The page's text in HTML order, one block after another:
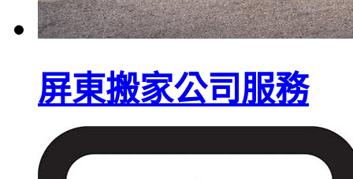
屏東搬家公司服務